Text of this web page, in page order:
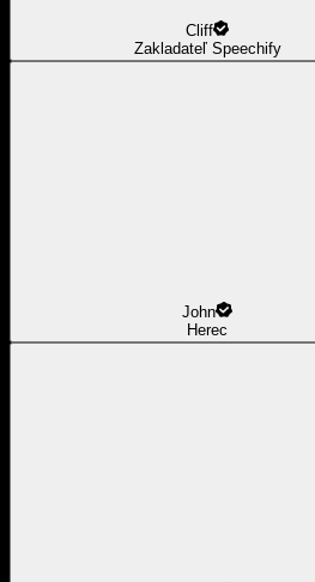
Cliff
Zakladateľ Speechify
John
Herec